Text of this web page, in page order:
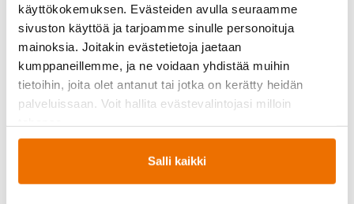
käyttökokemuksen. Evästeiden avulla seuraamme
sivuston käyttöä ja tarjoamme sinulle personoituja
mainoksia. Joitakin evästetietoja jaetaan
kumppaneillemme, ja ne voidaan yhdistää muihin
tietoihin, joita olet antanut tai jotka on kerätty heidän
palveluissaan. Voit hallita evästevalintojasi milloin
Salli kaikki
GRIT Athletic / GRIT
Cardio